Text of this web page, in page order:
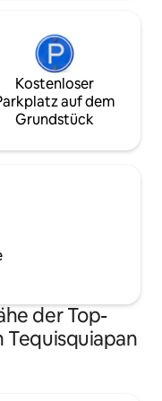
Kostenloser
auf dem
Grundstück
der Top-